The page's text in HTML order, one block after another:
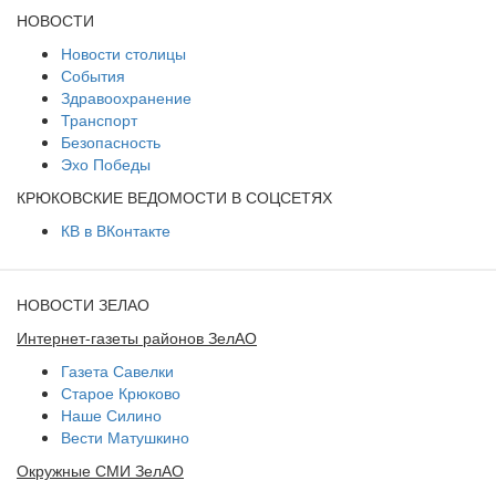
НОВОСТИ
Новости столицы
События
Здравоохранение
Транспорт
Безопасность
Эхо Победы
КРЮКОВСКИЕ ВЕДОМОСТИ В СОЦСЕТЯХ
КВ в ВКонтакте
НОВОСТИ ЗЕЛАО
Интернет-газеты районов ЗелАО
Газета Савелки
Старое Крюково
Наше Силино
Вести Матушкино
Окружные СМИ ЗелАО